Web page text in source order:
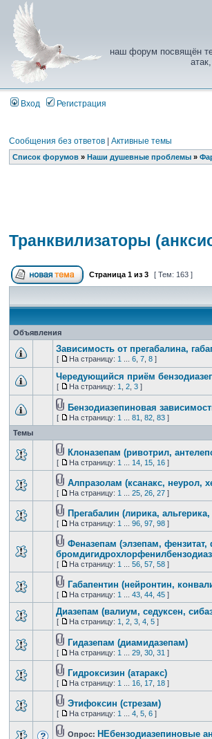
наш форум посвящён
Вход Регистрация
Сообщения без ответов |Активные темы
Список форумов »Наши душевные проблемы »
Транквилизаторы
Страница1 из3 [ Тем: 163 ]
Объявления
Зависимость от прегабалина,
[ На страницу: 1 ...6 ,7 ,8 ]
Чередующийся приём
[ На страницу: 1 ,2 ,3 ]
Бензодиазепиновая
[ На страницу: 1 ...81 ,82 ,83 ]
Темы
Клоназепам (ривотрил,
[ На страницу: 1 14 15 16 ]
Алпразолам (ксанакс, неурол,
[ На страницу: 1 ...25 ,26 ,27 ]
Прегабалин (лирика,
[ На страницу: 1 ...96 ,97 ,98 ]
Феназепам (элзепам,
[ На страницу: 1 ...56 ,57 ,58 ]
Габапентин (нейронтин,
[ На страницу: 1 ...43 ,44 ,45 ]
Диазепам (валиум, седуксен,
[ На страницу: 1 ,2 ,3 ,4 ,5 ]
Гидазепам (диамидазепам)
[ На страницу: 1 ...29 ,30 ,31 ]
Гидроксизин (атаракс)
[ На страницу: 1 16 17 18 ]
Этифоксин (стрезам)
[ На страницу: 1 ...4 ,5 ,6 ]
Опрос: НЕбензодиазепиновые